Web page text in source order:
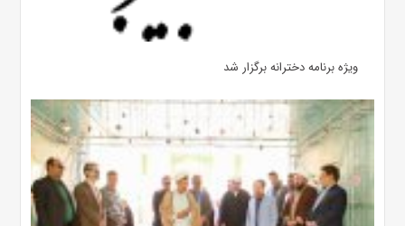
ویژه برنامه دخترانه برگزار شد